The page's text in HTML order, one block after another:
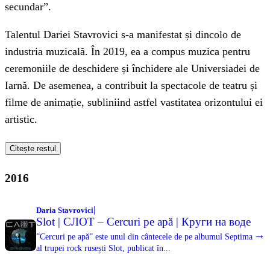
secundar”.
Talentul Dariei Stavrovici s-a manifestat și dincolo de
industria muzicală. În 2019, ea a compus muzica pentru
ceremoniile de deschidere și închidere ale Universiadei de
Iarnă. De asemenea, a contribuit la spectacole de teatru și
filme de animație, subliniind astfel vastitatea orizontului ei
artistic.
Citește restul
2016
Daria Stavrovici|
Slot | СЛОТ – Cercuri pe apă | Круги на воде
”Cercuri pe apă” este unul din cântecele de pe albumul Septima
al trupei rock rusești Slot, publicat în...
→